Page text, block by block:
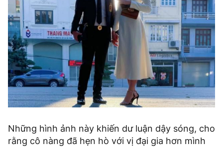
Những hình ảnh này khiến dư luận dậy sóng, cho
rằng cô nàng đã hẹn hò với vị đại gia hơn mình